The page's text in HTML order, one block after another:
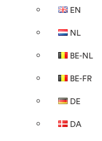
EN
NL
BE-NL
BE-FR
DE
DA